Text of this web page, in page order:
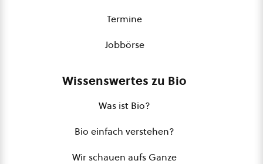
Termine
Jobbörse
Wissenswertes zu Bio
Was ist Bio?
Bio einfach verstehen?
Wir schauen aufs Ganze